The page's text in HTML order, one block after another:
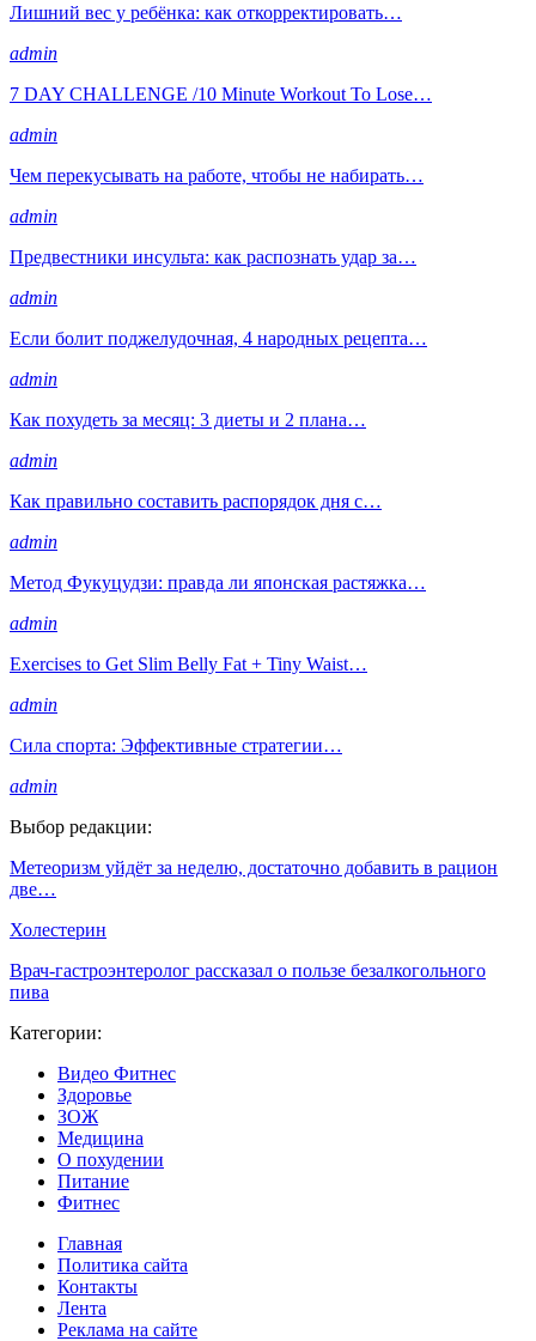
Лишний вес у ребёнка: как откорректировать…
admin
7 DAY CHALLENGE /10 Minute Workout To Lose…
admin
Чем перекусывать на работе, чтобы не набирать…
admin
Предвестники инсульта: как распознать удар за…
admin
Если болит поджелудочная, 4 народных рецепта…
admin
Как похудеть за месяц: 3 диеты и 2 плана…
admin
Как правильно составить распорядок дня с…
admin
Метод Фукуцудзи: правда ли японская растяжка…
admin
Exercises to Get Slim Belly Fat + Tiny Waist…
admin
Сила спорта: Эффективные стратегии…
admin
Выбор редакции:
Метеоризм уйдёт за неделю, достаточно добавить в рацион
две…
Холестерин
Врач-гастроэнтеролог рассказал о пользе безалкогольного
пива
Категории:
Видео Фитнес
Здоровье
ЗОЖ
Медицина
О похудении
Питание
Фитнес
Главная
Политика сайта
Контакты
Лента
Реклама на сайте